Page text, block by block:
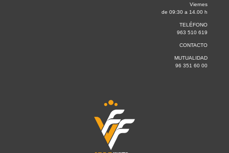
Viernes
de 09:30 a 14.00 h
TELÉFONO
963 510 619
CONTACTO
MUTUALIDAD
96 351 60 00